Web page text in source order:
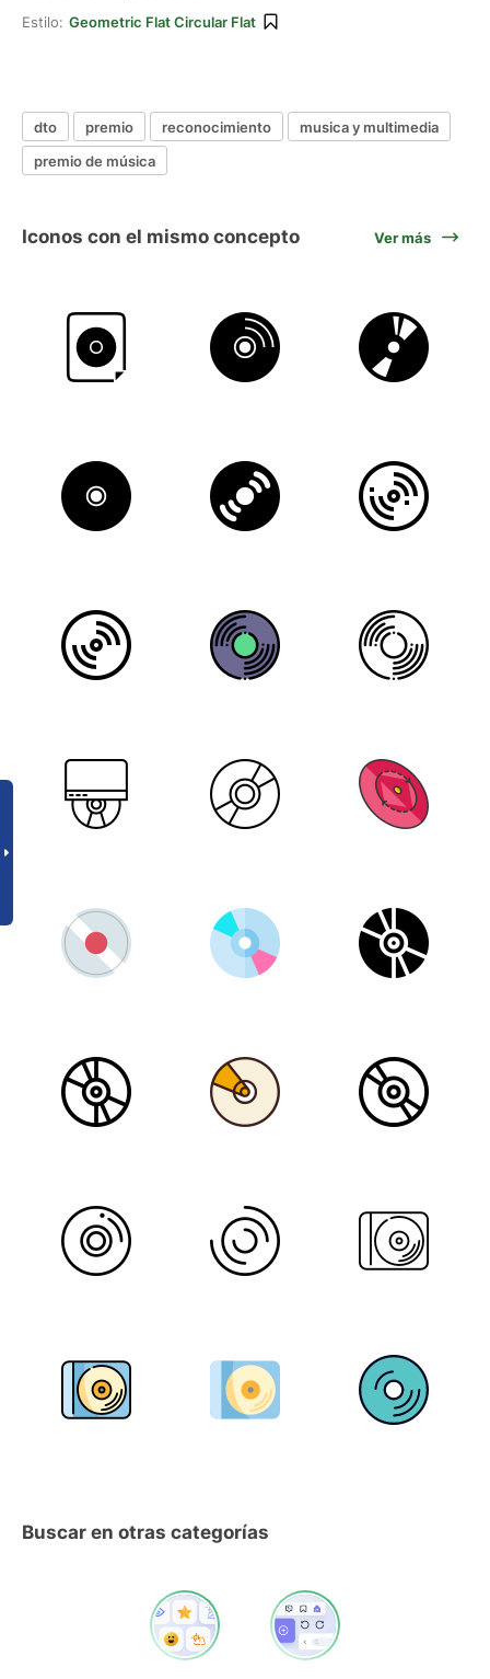
Estilo: Geometric Flat Circular Flat
dto premio reconocimiento
musica y multimedia
premio de música
Iconos con el mismo concepto Ver más
Buscar en otras categorías